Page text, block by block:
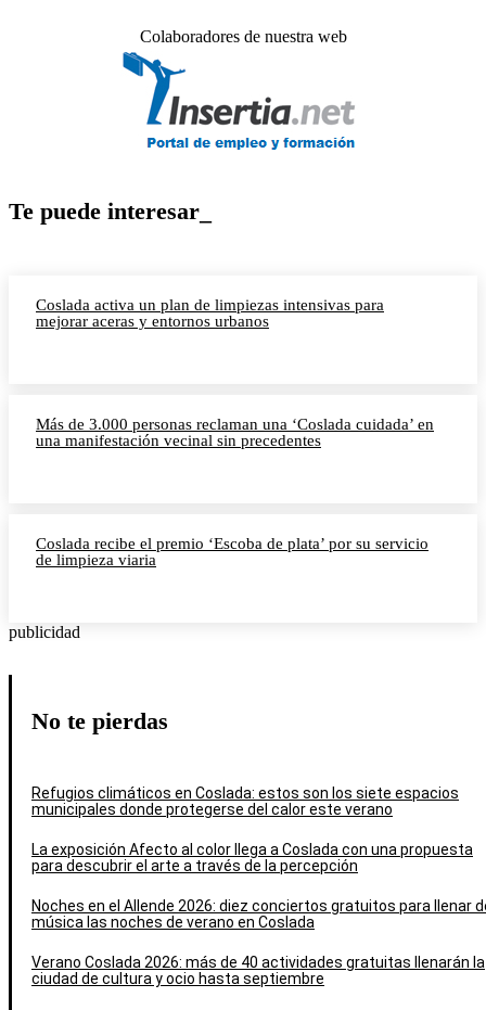
Colaboradores de nuestra web
Te puede interesar_
Coslada activa un plan de limpiezas intensivas para
mejorar aceras y entornos urbanos
Más de 3.000 personas reclaman una ‘Coslada cuidada’ en
una manifestación vecinal sin precedentes
Coslada recibe el premio ‘Escoba de plata’ por su servicio
de limpieza viaria
publicidad
No te pierdas
Refugios climáticos en Coslada: estos son los siete espacios
municipales donde protegerse del calor este verano
La exposición Afecto al color llega a Coslada con una propuesta
para descubrir el arte a través de la percepción
Noches en el Allende 2026: diez conciertos gratuitos para llenar
música las noches de verano en Coslada
Verano Coslada 2026: más de 40 actividades gratuitas llenarán la
ciudad de cultura y ocio hasta septiembre